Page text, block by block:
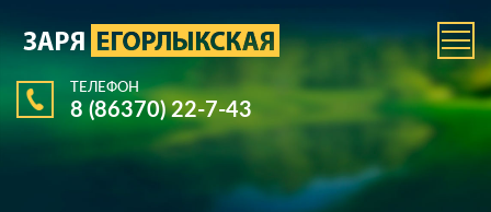
ТЕЛЕФОН
8 (86370) 22-7-43